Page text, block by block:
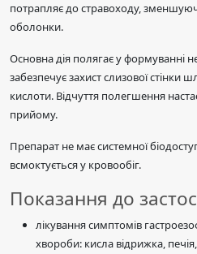
потрапляє до стравоходу,
оболонки.
Основна дія полягає у формуванні
забезпечує захист слизової стінки
кислоти. Відчуття полегшення
прийому.
Препарат не має системної
всмоктується у кровообіг.
Показання до
лікування симптомів
хвороби: кисла відрижка,